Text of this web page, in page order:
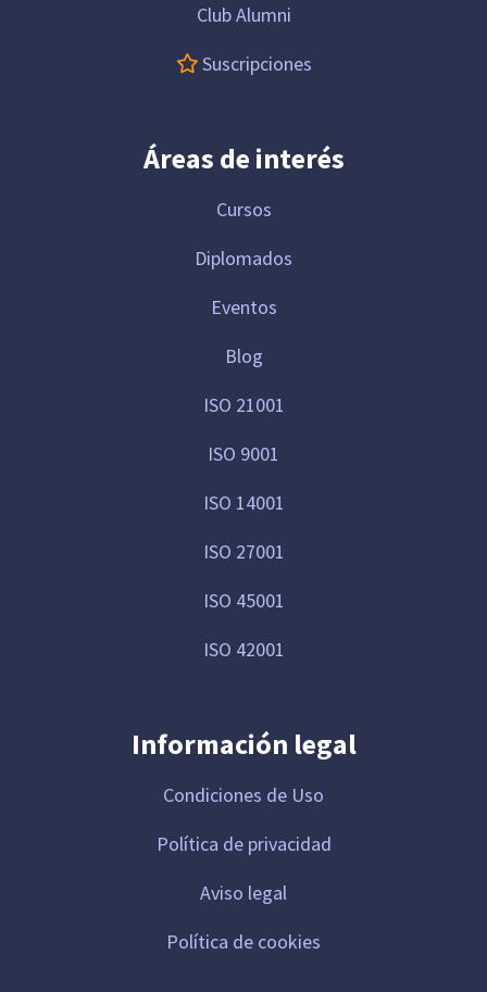
Club Alumni
Suscripciones
Áreas de interés
Cursos
Diplomados
Eventos
Blog
ISO 21001
ISO 9001
ISO 14001
ISO 27001
ISO 45001
ISO 42001
Información legal
Condiciones de Uso
Política de privacidad
Aviso legal
Política de cookies